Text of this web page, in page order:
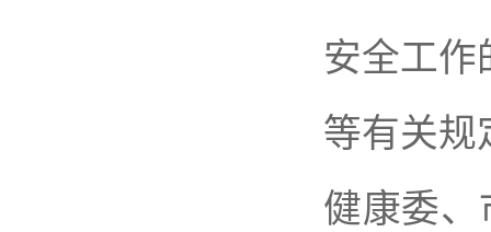
安全工作
等有关规
健康委、